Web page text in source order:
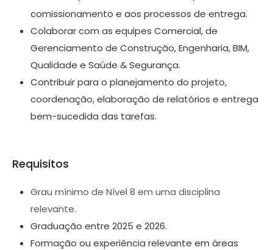
comissionamento e aos processos de entrega.
Colaborar com as equipes Comercial, de
Gerenciamento de Construção, Engenharia, BIM,
Qualidade e Saúde & Segurança.
Contribuir para o planejamento do projeto,
coordenação, elaboração de relatórios e entrega
bem-sucedida das tarefas.
Requisitos
Grau mínimo de Nível 8 em uma disciplina
relevante.
Graduação entre 2025 e 2026.
Formação ou experiência relevante em áreas